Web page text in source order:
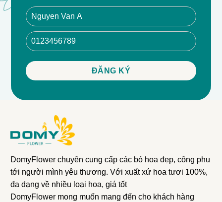
DomyFlower chuyên cung cấp các bó hoa đẹp, công phu
tới người mình yêu thương. Với xuất xứ hoa tươi 100%,
đa dạng về nhiều loại hoa, giá tốt
DomyFlower mong muốn mang đến cho khách hàng